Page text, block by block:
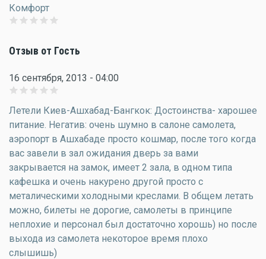
Комфорт
Отзыв от Гость
16 сентября, 2013 - 04:00
Летели Киев-Ашхабад-Бангкок: Достоинства- харошее
питание. Негатив: очень шумно в салоне самолета,
аэропорт в Ашхабаде просто кошмар, после того когда
вас завели в зал ожидания дверь за вами
закрывается на замок, имеет 2 зала, в одном типа
кафешка и очень накурено другой просто с
металическими холодными креслами. В общем летать
можно, билеты не дорогие, самолеты в принципе
неплохие и персонал был достаточно хорошь) но после
выхода из самолета некоторое время плохо
слышишь)